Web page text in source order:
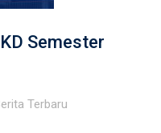
Semester
Terbaru